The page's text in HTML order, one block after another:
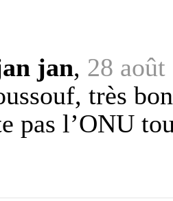
jan, 28
très
pas l’ONU